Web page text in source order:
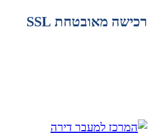
רכישה מאובטחת SSL